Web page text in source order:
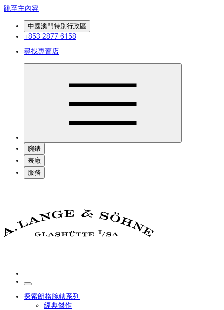
跳至主內容
中國澳門特別行政區
+853 2877 6158
尋找專賣店
腕錶
表廠
服務
探索朗格腕錶系列
經典傑作